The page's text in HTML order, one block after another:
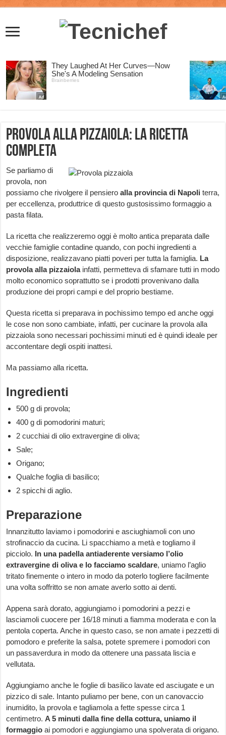
Provola alla pizzaiola: la ricetta
completa
Se parliamo di
provola, non
possiamo che rivolgere il pensieroalla provincia di Napoli terra,
per eccellenza, produttrice di questo gustosissimo formaggio a
pasta filata.
La ricetta che realizzeremo oggi è molto antica preparata dalle
vecchie famiglie contadine quando, con pochi ingredienti a
disposizione, realizzavano piatti poveri per tutta la famiglia. La
provola alla pizzaiolainfatti, permetteva di sfamare tutti in modo
molto economico soprattutto se i prodotti provenivano dalla
produzione dei propri campi e del proprio bestiame.
Questa ricetta si preparava in pochissimo tempo ed anche oggi
le cose non sono cambiate, infatti, per cucinare la provola alla
pizzaiola sono necessari pochissimi minuti ed è quindi ideale per
accontentare degli ospiti inattesi.
Ma passiamo alla ricetta.
Ingredienti
500 g di provola;
400 g di pomodorini maturi;
2 cucchiai di olio extravergine di oliva;
Sale;
Origano;
Qualche foglia di basilico;
2 spicchi di aglio.
Preparazione
Innanzitutto laviamo i pomodorini e asciughiamoli con uno
strofinaccio da cucina. Li spacchiamo a metà e togliamo il
picciolo. In una padella antiaderente versiamo l’olio
extravergine di oliva e lo facciamo scaldare, uniamo l’aglio
tritato finemente o intero in modo da poterlo togliere facilmente
una volta soffritto se non amate averlo sotto ai denti.
Appena sarà dorato, aggiungiamo i pomodorini a pezzi e
lasciamoli cuocere per 16/18 minuti a fiamma moderata e con la
pentola coperta. Anche in questo caso, se non amate i pezzetti di
pomodoro e preferite la salsa, potete spremere i pomodori con
un passaverdura in modo da ottenere una passata liscia e
vellutata.
Aggiungiamo anche le foglie di basilico lavate ed asciugate e un
pizzico di sale. Intanto puliamo per bene, con un canovaccio
inumidito, la provola e tagliamola a fette spesse circa 1
centimetro. A 5 minuti dalla fine della cottura, uniamo il
formaggio ai pomodori e aggiungiamo una spolverata di origano.